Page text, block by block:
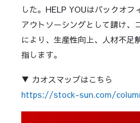
した。HELP YOUはバックオ
アウトソーシングとして請け、
により、生産性向上、人材不足
指します。
▼ カオスマップはこちら
https://stock-sun.com/